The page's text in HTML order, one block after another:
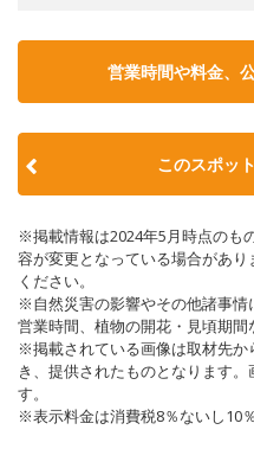
営業時間や料金、
このスポッ
※掲載情報は2024年5月時点のも
容が変更となっている場合があ
ください。
※自然災害の影響やその他諸事
営業時間、植物の開花・見頃期間
※掲載されている画像は取材先
き、提供されたものとなります
す。
※表示料金は消費税8％ないし10